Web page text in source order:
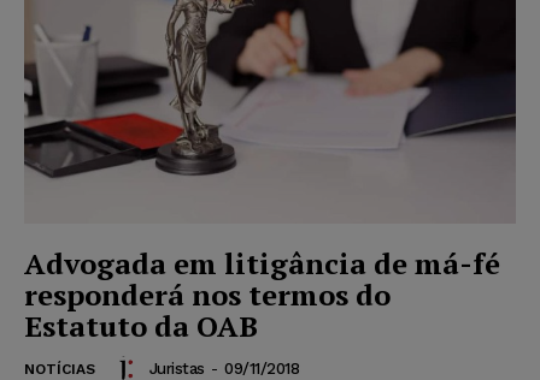
Advogada em litigância de má-fé
responderá nos termos do
Estatuto da OAB
NOTÍCIAS Juristas - 09/11/2018